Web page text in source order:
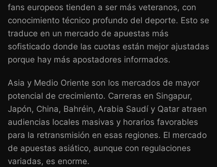
fans europeos tienden a ser más veteranos, con
conocimiento técnico profundo del deporte. Esto se
traduce en un mercado de apuestas más
sofisticado donde las cuotas están mejor ajustadas
porque hay más apostadores informados.
Asia y Medio Oriente son los mercados de mayor
potencial de crecimiento. Carreras en Singapur,
Japón, China, Bahréin, Arabia Saudí y Qatar atraen
audiencias locales masivas y horarios favorables
para la retransmisión en esas regiones. El mercado
de apuestas asiático, aunque con regulaciones
variadas, es enorme.